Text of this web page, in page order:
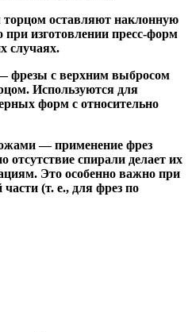
торцом оставляют наклонную
при изготовлении пресс-форм
случаях.
фрезы с верхним выбросом
Используются для
форм с относительно
— применение фрез
спирали делает их
Это особенно важно при
(т. е., для фрез по